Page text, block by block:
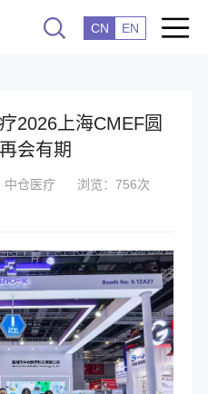
CN EN
2026上海CMEF圆
会有期
中仓医疗
浏览：756次